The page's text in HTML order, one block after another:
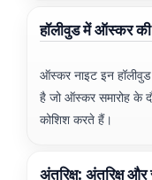
हॉलीवुड में ऑस्कर की
ऑस्कर नाइट इन
है जो ऑस्कर समारोह के
कोशिश करते हैं।
अंतरिक्ष: अंतरिक्ष